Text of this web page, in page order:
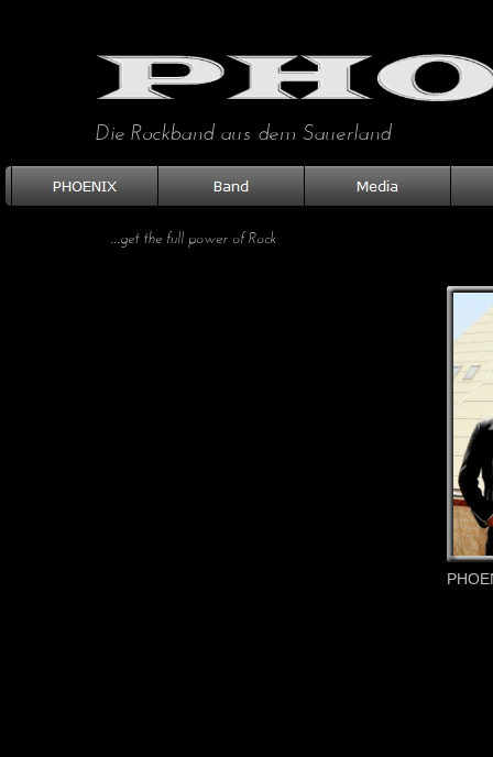
Die Rockband aus dem Sauerland
...get the full power of Rock